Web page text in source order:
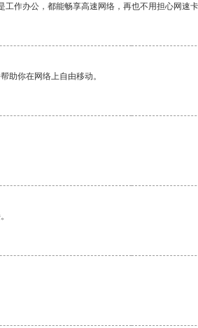
作办公，都能畅享高速网络，再也不用担心网速卡
助你在网络上自由移动。